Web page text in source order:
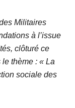
Militaires
à l’issue
clôturé ce
thème : « La
sociale des